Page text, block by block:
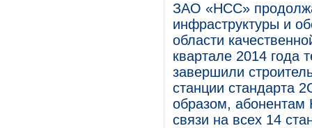
ЗАО «НСС»
инфраструктуры и
области
квартале 2014 года
завершили
станции стандарта
образом, абонентам
связи на всех 14